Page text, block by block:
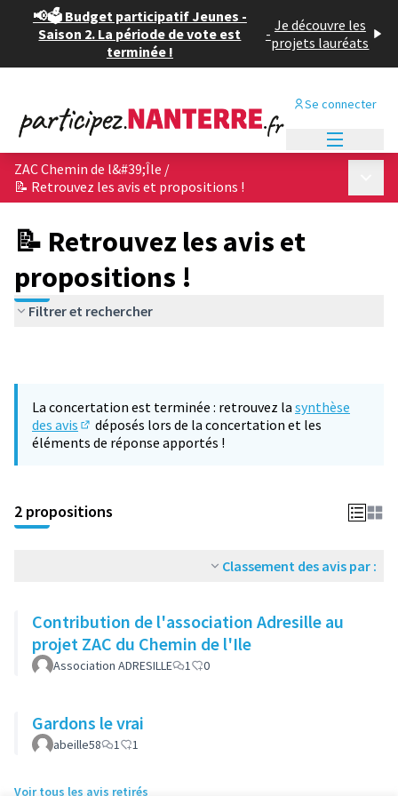
📢🗳️ Budget participatif Jeunes -
Saison 2. La période de vote est
terminée !
- Je découvre les
projets lauréats
Se connecter
ZAC Chemin de l&#39;Île /
📝 Retrouvez les avis et propositions !
📝 Retrouvez les avis et
propositions !
Filtrer et rechercher
La concertation est terminée : retrouvez la synthèse
des avis
(S'ouvre dans un nouvel onglet)
déposés lors de la concertation et les
éléments de réponse apportés !
2 propositions
Classement des avis par :
Contribution de l'association Adresille au
projet ZAC du Chemin de l'Ile
Association ADRESILLE 1 0
Gardons le vrai
abeille58 1 1
Voir tous les avis retirés